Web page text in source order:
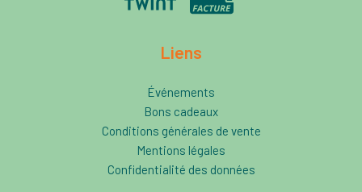
Liens
Événements
Bons cadeaux
Conditions générales de vente
Mentions légales
Confidentialité des données